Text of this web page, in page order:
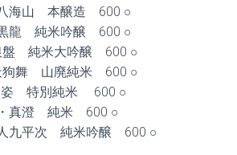
八海山 本醸造 600 ○
黒龍 純米吟醸 600 ○
盤 純米大吟醸 600 ○
狗舞 山廃純米 600 ○
姿 特別純米 600 ○
・真澄 純米 600 ○
人九平次 純米吟醸 600 ○